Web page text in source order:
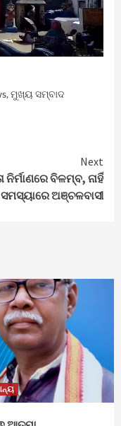
,ମୁଖ୍ୟ ସମ୍ବାଦ
Next
ବିଳମ୍ବ, ନାହିଁ
ଅଞ୍ଚଳବାସୀ